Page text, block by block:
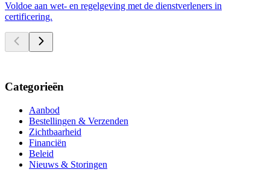
Voldoe aan wet- en regelgeving met de dienstverleners in
certificering.
Categorieën
Aanbod
Bestellingen & Verzenden
Zichtbaarheid
Financiën
Beleid
Nieuws & Storingen